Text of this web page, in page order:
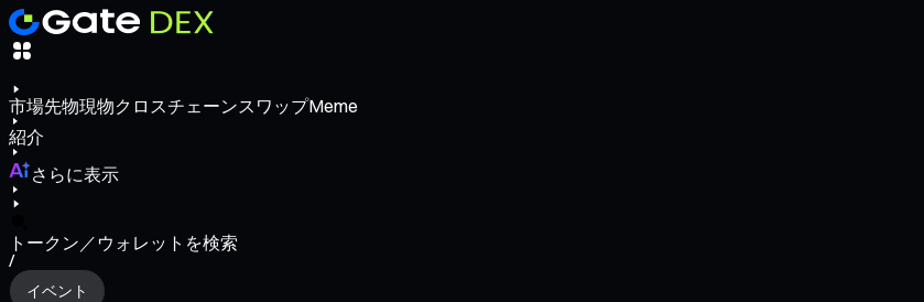
市場先物現物クロスチェーンスワップMeme
紹介
さらに表示
トークン／ウォレットを検索
/
イベント